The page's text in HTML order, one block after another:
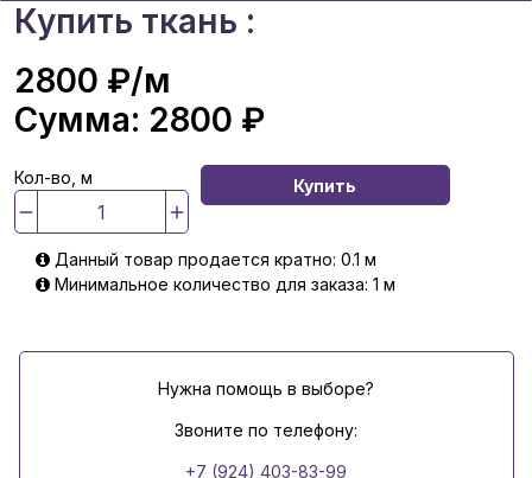
Купить ткань :
2800 ₽/м
Сумма: 2800 ₽
Кол-во, м Купить
Данный товар продается кратно: 0.1 м
Минимальное количество для заказа: 1 м
Нужна помощь в выборе?
Звоните по телефону:
+7 (924) 403-83-99